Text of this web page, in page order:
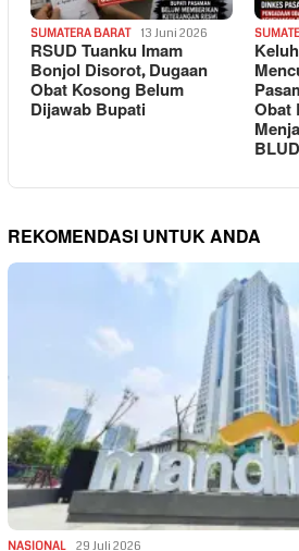
SUMATERA BARAT 13 Juni 2026
RSUD Tuanku Imam
Bonjol Disorot, Dugaan
Obat Kosong Belum
Dijawab Bupati Obat
BLUD
REKOMENDASI UNTUK ANDA
NASIONAL 29 Juli 2026